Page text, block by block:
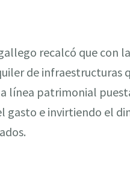
recalcó que con
de
línea patrimonial
e invirtiendo el